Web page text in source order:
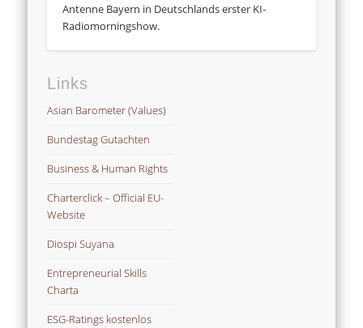
Antenne Bayern in Deutschlands erster KI-
Radiomorningshow.
Links
Asian Barometer (Values)
Bundestag Gutachten
Business & Human Rights
Charterclick – Official EU-
Website
Diospi Suyana
Entrepreneurial Skills
Charta
ESG-Ratings kostenlos